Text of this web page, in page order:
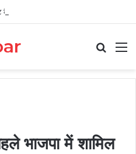
का किया औचक निरीक्षण
भाजपा में शामिल